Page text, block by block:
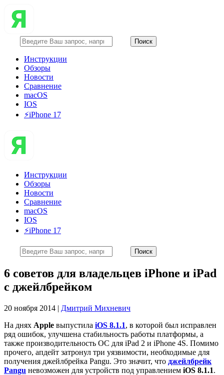
Инструкции
Обзоры
Новости
Сравнение
macOS
IOS
⚡️iPhone 17
Инструкции
Обзоры
Новости
Сравнение
macOS
IOS
⚡️iPhone 17
6 советов для владельцев iPhone и iPad
с джейлбрейком
20 ноября 2014 | Дмитрий Михневич
На днях Apple выпустила iOS 8.1.1, в которой был исправлен
ряд ошибок, улучшена стабильность работы платформы, а
также производительность ОС для iPad 2 и iPhone 4S. Помимо
прочего, апдейт затронул три уязвимости, необходимые для
получения джейлбрейка Pangu. Это значит, что джейлбрейк
Pangu невозможен для устройств под управлением iOS 8.1.1.